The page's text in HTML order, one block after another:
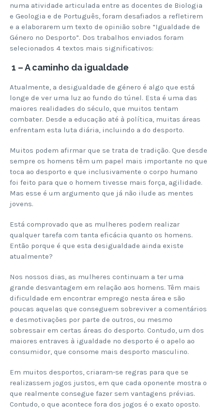
numa atividade articulada entre as docentes de Biologia
e Geologia e de Português, foram desafiados a refletirem
e a elaborarem um texto de opinião sobre “Igualdade de
Género no Desporto”. Dos trabalhos enviados foram
selecionados 4 textos mais significativos:
1 – A caminho da igualdade
Atualmente, a desigualdade de género é algo que está
longe de ver uma luz ao fundo do túnel. Esta é uma das
maiores realidades do século, que muitos tentam
combater. Desde a educação até à política, muitas áreas
enfrentam esta luta diária, incluindo a do desporto.
Muitos podem afirmar que se trata de tradição. Que desde
sempre os homens têm um papel mais importante no que
toca ao desporto e que inclusivamente o corpo humano
foi feito para que o homem tivesse mais força, agilidade.
Mas esse é um argumento que já não ilude as mentes
jovens.
Está comprovado que as mulheres podem realizar
qualquer tarefa com tanta eficácia quanto os homens.
Então porque é que esta desigualdade ainda existe
atualmente?
Nos nossos dias, as mulheres continuam a ter uma
grande desvantagem em relação aos homens. Têm mais
dificuldade em encontrar emprego nesta área e são
poucas aquelas que conseguem sobreviver a comentários
e desmotivações por parte de outros, ou mesmo
sobressair em certas áreas do desporto. Contudo, um dos
maiores entraves à igualdade no desporto é o apelo ao
consumidor, que consome mais desporto masculino.
Em muitos desportos, criaram-se regras para que se
realizassem jogos justos, em que cada oponente mostra o
que realmente consegue fazer sem vantagens prévias.
Contudo, o que acontece fora dos jogos é o exato oposto.